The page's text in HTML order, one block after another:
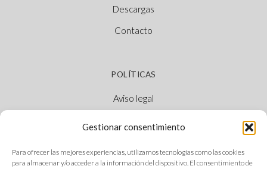
Gestionar consentimiento
Para ofrecer las mejores experiencias, utilizamos tecnologías como las cookies
para almacenar y/o acceder a la información del dispositivo. El consentimiento de
Descargas
Contacto
POLÍTICAS
Aviso legal
Canal Ético